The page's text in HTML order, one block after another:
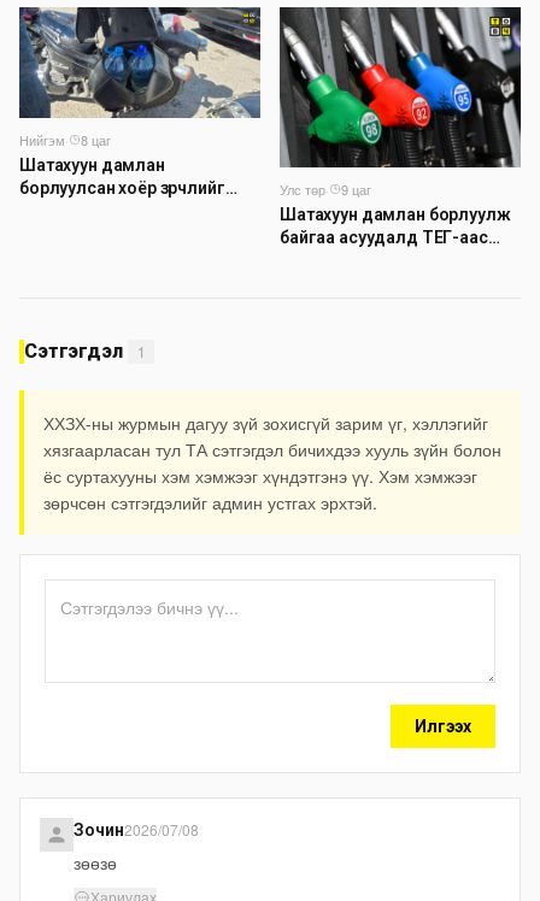
шинэчлэлийн төсвийг
шийдвэрлэхээр болов
Нийгэм·
8 цаг
Шатахуун дамлан
борлуулсан хоёр зөрчлийг
Улс төр·
9 цаг
Шатахуун дамлан борлуулж
байгаа асуудалд ТЕГ-аас
Сэтгэгдэл 1
ХХЗХ-ны журмын дагуу зүй зохисгүй зарим үг, хэллэгийг
хязгаарласан тул ТА сэтгэгдэл бичихдээ хууль зүйн болон
ёс суртахууны хэм хэмжээг хүндэтгэнэ үү. Хэм хэмжээг
зөрчсөн сэтгэгдэлийг админ устгах эрхтэй.
Илгээх
Зочин2026/07/08
зөөзө
Хариулах